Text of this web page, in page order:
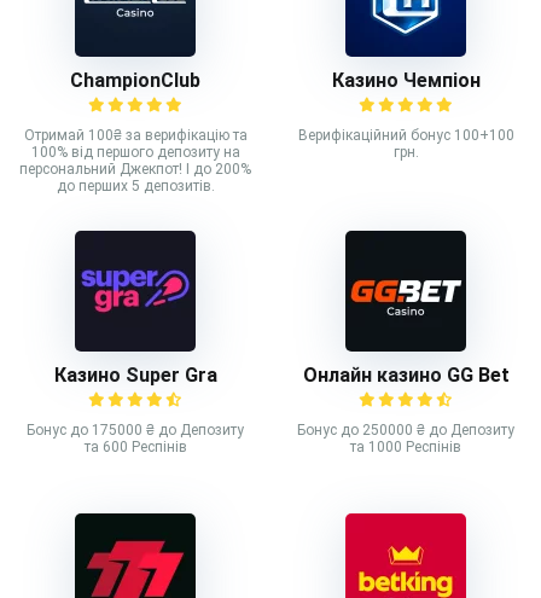
ChampionClub
Отримай 100₴ за верифікацію та
100% від першого депозиту на
персональний Джекпот! І до 200%
до перших 5 депозитів.
Казино Чемпіон
Верифікаційний бонус 100+100
грн.
Казино Super Gra
Бонус до 175000 ₴ до Депозиту
та 600 Респінів
Онлайн казино GG Bet
Бонус до 250000 ₴ до Депозиту
та 1000 Респінів